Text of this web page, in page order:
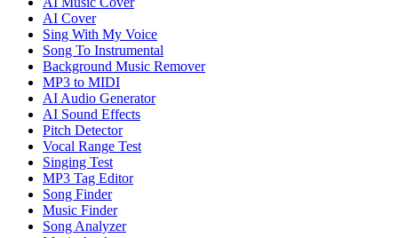
AI Cover
Sing With My Voice
Song To Instrumental
Background Music Remover
MP3 to MIDI
AI Audio Generator
AI Sound Effects
Pitch Detector
Vocal Range Test
Singing Test
MP3 Tag Editor
Song Finder
Music Finder
Song Analyzer